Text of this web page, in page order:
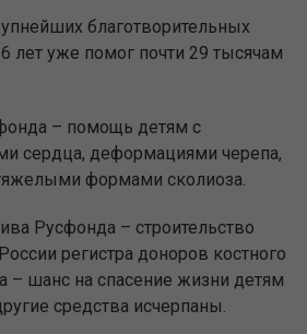
благотворительных
лет уже помог почти 29 тысячам
– помощь детям с
сердца, деформациями черепа,
формами сколиоза.
Русфонда – строительство
регистра доноров костного
– шанс на спасение жизни детям
средства исчерпаны.